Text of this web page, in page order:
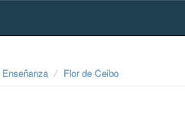
Flor de Ceibo